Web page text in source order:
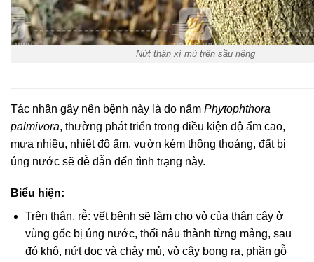
Nứt thân xì mủ trên sầu riêng
Tác nhân gây nên bệnh này là do nấm Phytophthora
palmivora, thường phát triển trong điều kiện độ ẩm cao,
mưa nhiều, nhiệt độ ấm, vườn kém thông thoáng, đất bị
úng nước sẽ dễ dẫn đến tình trạng này.
Biểu hiện:
Trên thân, rễ: vết bệnh sẽ làm cho vỏ của thân cây ở
vùng gốc bị úng nước, thối nâu thành từng mảng, sau
đó khô, nứt dọc và chảy mủ, vỏ cây bong ra, phần gỗ